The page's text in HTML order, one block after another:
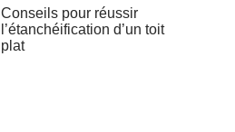
Conseils pour réussir
l’étanchéification d’un toit
plat